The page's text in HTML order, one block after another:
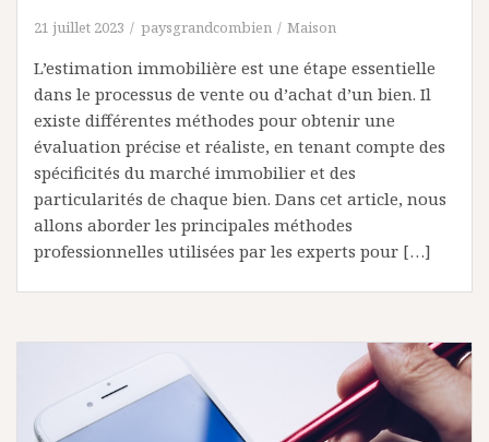
21 juillet 2023 paysgrandcombien Maison
L’estimation immobilière est une étape essentielle
dans le processus de vente ou d’achat d’un bien. Il
existe différentes méthodes pour obtenir une
évaluation précise et réaliste, en tenant compte des
spécificités du marché immobilier et des
particularités de chaque bien. Dans cet article, nous
allons aborder les principales méthodes
professionnelles utilisées par les experts pour […]